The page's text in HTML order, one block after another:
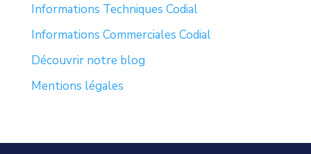
Informations Techniques Codial
Informations Commerciales Codial
Découvrir notre blog
Mentions légales